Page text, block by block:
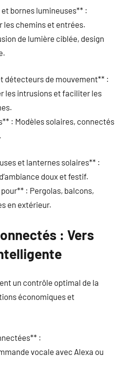
bornes lumineuses** :
les chemins et entrées.
de lumière ciblée, design
détecteurs de mouvement** :
les intrusions et faciliter les
: Modèles solaires, connectés
et lanternes solaires** :
doux et festif.
: Pergolas, balcons,
en extérieur.
: Vers
un contrôle optimal de la
économiques et
:
vocale avec Alexa ou